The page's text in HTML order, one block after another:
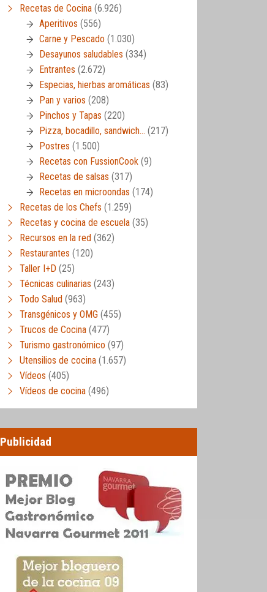
Recetas de Cocina (6.926)
Aperitivos (556)
Carne y Pescado (1.030)
Desayunos saludables (334)
Entrantes (2.672)
Especias, hierbas aromáticas (83)
Pan y varios (208)
Pinchos y Tapas (220)
Pizza, bocadillo, sandwich… (217)
Postres (1.500)
Recetas con FussionCook (9)
Recetas de salsas (317)
Recetas en microondas (174)
Recetas de los Chefs (1.259)
Recetas y cocina de escuela (35)
Recursos en la red (362)
Restaurantes (120)
Taller I+D (25)
Técnicas culinarias (243)
Todo Salud (963)
Transgénicos y OMG (455)
Trucos de Cocina (477)
Turismo gastronómico (97)
Utensilios de cocina (1.657)
Vídeos (405)
Vídeos de cocina (496)
Publicidad